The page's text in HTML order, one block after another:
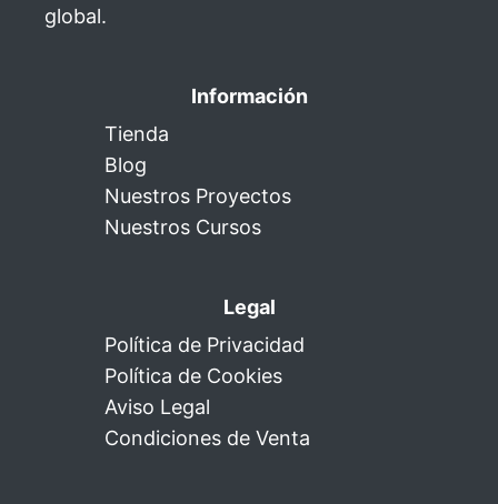
global.
Información
Tienda
Blog
Nuestros Proyectos
Nuestros Cursos
Legal
Política de Privacidad
Política de Cookies
Aviso Legal
Condiciones de Venta